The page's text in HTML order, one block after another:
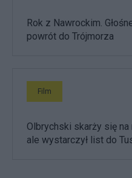
Rok z Nawrockim.
powrót do Trójmorza
Film
Olbrychski skarży się na
ale wystarczył list do